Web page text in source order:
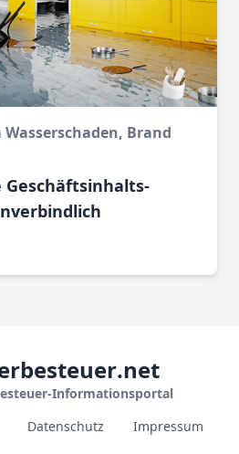
Brand
Geschäftsinhalts­
.net
Informationsportal
Datenschutz Impressum